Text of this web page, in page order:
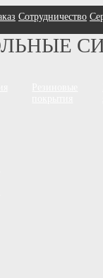
Сотрудничество